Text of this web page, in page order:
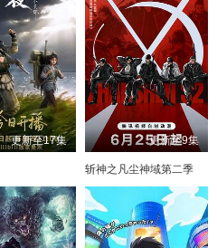
更新至17集 更新至9集
斩神之凡尘神域第二季